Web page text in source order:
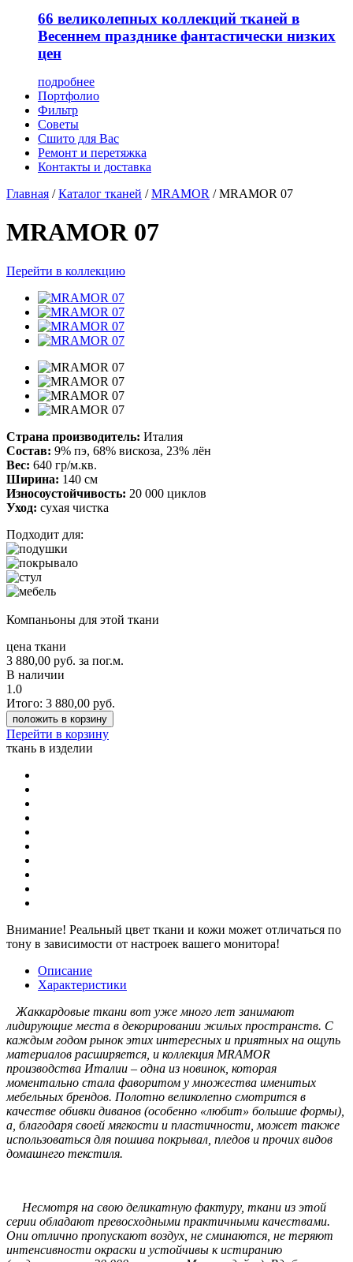
66 великолепных коллекций тканей в
Весеннем празднике фантастически низких
цен
подробнее
Портфолио
Фильтр
Советы
Сшито для Вас
Ремонт и перетяжка
Контакты и доставка
Главная / Каталог тканей / MRAMOR / MRAMOR 07
MRAMOR 07
Перейти в коллекцию
Страна производитель: Италия
Состав: 9% пэ, 68% вискоза, 23% лён
Вес: 640 гр/м.кв.
Ширина: 140 см
Износоустойчивость: 20 000 циклов
Уход: сухая чистка
Подходит для:
Компаньоны для этой ткани
цена ткани
3 880,00 руб. за пог.м.
В наличии
1.0
Итого: 3 880,00 руб.
положить в корзину
Перейти в корзину
ткань в изделии
Внимание! Реальный цвет ткани и кожи может отличаться по
тону в зависимости от настроек вашего монитора!
Описание
Характеристики
Жаккардовые ткани вот уже много лет занимают
лидирующие места в декорировании жилых пространств. С
каждым годом рынок этих интересных и приятных на ощупь
материалов расширяется, и коллекция MRAMOR
производства Италии – одна из новинок, которая
моментально стала фаворитом у множества именитых
мебельных брендов. Полотно великолепно смотрится в
качестве обивки диванов (особенно «любит» большие формы),
а, благодаря своей мягкости и пластичности, может также
использоваться для пошива покрывал, пледов и прочих видов
домашнего текстиля.
Несмотря на свою деликатную фактуру, ткани из этой
серии обладают превосходными практичными качествами.
Они отлично пропускают воздух, не сминаются, не теряют
интенсивности окраски и устойчивы к истиранию